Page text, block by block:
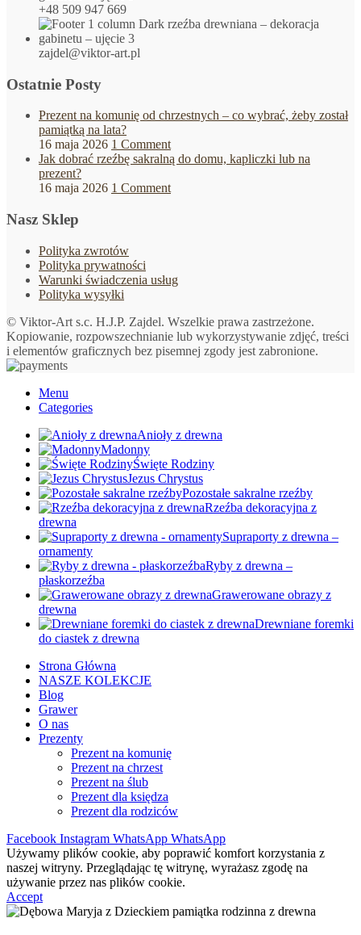
+48 509 947 669
zajdel@viktor-art.pl
Ostatnie Posty
Prezent na komunię od chrzestnych – co wybrać, żeby został
pamiątką na lata?
16 maja 2026 1 Comment
Jak dobrać rzeźbę sakralną do domu, kapliczki lub na
prezent?
16 maja 2026 1 Comment
Nasz Sklep
Polityka zwrotów
Polityka prywatności
Warunki świadczenia usług
Polityka wysyłki
© Viktor-Art s.c. H.J.P. Zajdel. Wszelkie prawa zastrzeżone.
Kopiowanie, rozpowszechnianie lub wykorzystywanie zdjęć, treści
i elementów graficznych bez pisemnej zgody jest zabronione.
Menu
Categories
Anioły z drewna
Madonny
Święte Rodziny
Jezus Chrystus
Pozostałe sakralne rzeźby
Rzeźba dekoracyjna z
drewna
Supraporty z drewna –
ornamenty
Ryby z drewna –
płaskorzeźba
Grawerowane obrazy z
drewna
Drewniane foremki
do ciastek z drewna
Strona Główna
NASZE KOLEKCJE
Blog
Grawer
O nas
Prezenty
Prezent na komunię
Prezent na chrzest
Prezent na ślub
Prezent dla księdza
Prezent dla rodziców
Facebook Instagram WhatsApp WhatsApp
Używamy plików cookie, aby poprawić komfort korzystania z
naszej witryny. Przeglądając tę witrynę, wyrażasz zgodę na
używanie przez nas plików cookie.
Accept